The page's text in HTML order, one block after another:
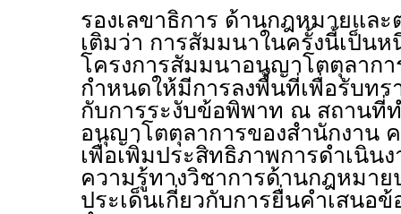
รองเลขาธิการ ด้านกฎหมายและ
เติมว่า การสัมมนาในครั้งนี้เป็น
โครงการสัมมนาอนุญาโตตุลาก
กำหนดให้มีการลงพื้นที่เพื่อรับท
กับการระงับข้อพิพาท ณ สถานที่
อนุญาโตตุลาการของสำนักงาน
เพื่อเพิ่มประสิทธิภาพการดำเนิน
ความรู้ทางวิชาการด้านกฎหมาย
ประเด็นเกี่ยวกับการยื่นคำเสนอ